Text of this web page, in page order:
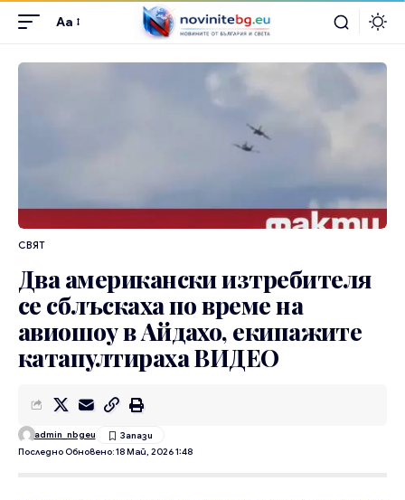
Aa
СВЯТ
Два американски изтребителя
се сблъскаха по време на
авиошоу в Айдахо, екипажите
катапултираха ВИДЕО
Последно Обновено: 18 Май, 2026 1:48
admin_nbgeu